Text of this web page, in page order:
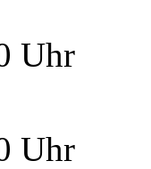
Uhr
Uhr